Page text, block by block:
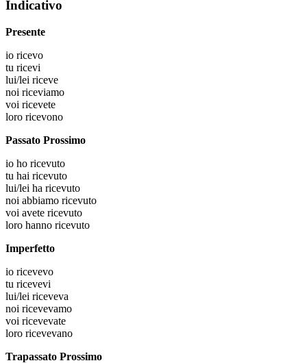
Indicativo
Presente
io ricevo
tu ricevi
lui/lei riceve
noi riceviamo
voi ricevete
loro ricevono
Passato Prossimo
io ho ricevuto
tu hai ricevuto
lui/lei ha ricevuto
noi abbiamo ricevuto
voi avete ricevuto
loro hanno ricevuto
Imperfetto
io ricevevo
tu ricevevi
lui/lei riceveva
noi ricevevamo
voi ricevevate
loro ricevevano
Trapassato Prossimo